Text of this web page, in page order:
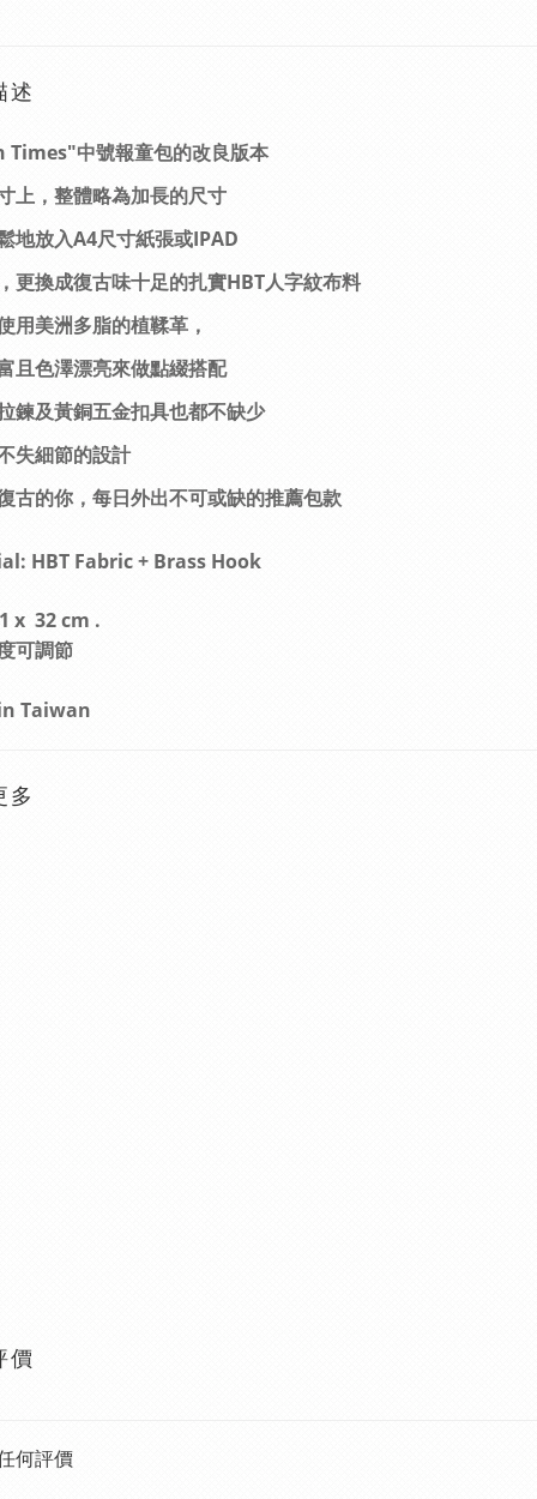
述
中號報童包的改良版本
上，整體略為加長的尺寸
地放入A4尺寸紙張或IPAD
更換成復古味十足的扎實HBT人字紋布料
用美洲多脂的植鞣革，
且色澤漂亮來做點綴搭配
鍊及黃銅五金扣具也都不缺少
失細節的設計
古的你，每日外出不可或缺的推薦包款
HBT Fabric + Brass Hook
x 32 cm .
可調節
Taiwan
多
價
何評價